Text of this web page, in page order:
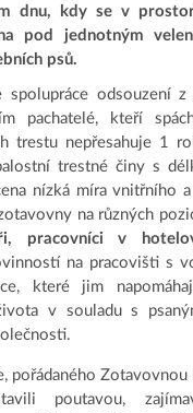
dnu, kdy se v
pod jednotným
psů.
spolupráce odsouzení
pachatelé, kteří
trestu nepřesahuje 1
trestné činy s
nízká míra vnitřního
na různých
pracovníci v
na pracovišti s
které jim
v souladu s
pořádaného Zotavovnou
poutavou,